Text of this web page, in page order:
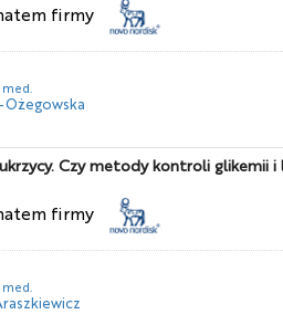
firmy
Ożegowska
Czy metody kontroli glikemii
firmy